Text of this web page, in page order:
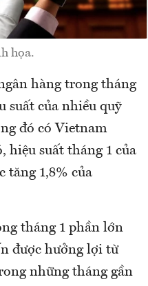
họa.
hàng trong tháng
suất của nhiều quỹ
đó có Vietnam
suất tháng 1 của
tăng 1,8% của
tháng 1 phần lớn
được hưởng lợi từ
những tháng gần